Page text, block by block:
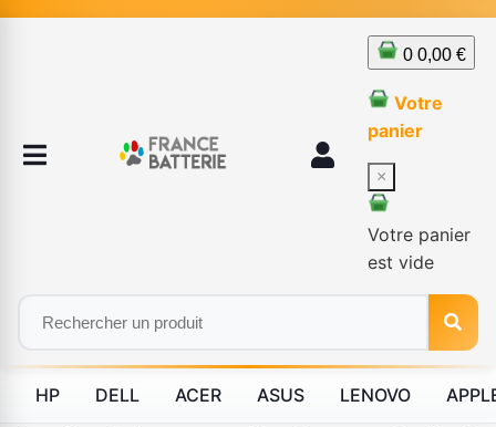
0 0,00 €
Votre
panier
×
Votre panier
est vide
HP DELL ACER ASUS LENOVO